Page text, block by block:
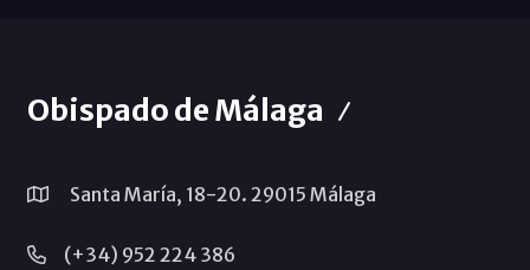
Obispado de Málaga
Santa María, 18-20. 29015 Málaga
(+34) 952 224 386